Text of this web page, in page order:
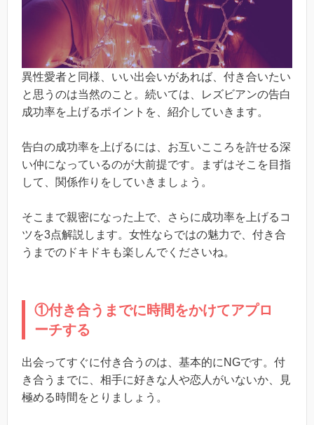
異性愛者と同様、いい出会いがあれば、付き合いたい
と思うのは当然のこと。続いては、レズビアンの告白
成功率を上げるポイントを、紹介していきます。
告白の成功率を上げるには、お互いこころを許せる深
い仲になっているのが大前提です。まずはそこを目指
して、関係作りをしていきましょう。
そこまで親密になった上で、さらに成功率を上げるコ
ツを3点解説します。女性ならではの魅力で、付き合
うまでのドキドキも楽しんでくださいね。
①付き合うまでに時間をかけてアプロ
ーチする
出会ってすぐに付き合うのは、基本的にNGです。付
き合うまでに、相手に好きな人や恋人がいないか、見
極める時間をとりましょう。